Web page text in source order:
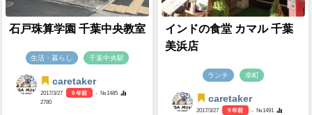
石戸珠算学園 千葉中央教室
生活・暮らし 千葉中央駅
caretaker
2017/3/27 9 年前
- №1485
2780
インドの食堂 カマル 千葉
美浜店
ランチ 幸町
caretaker
2017/3/27 9 年前
- №1491